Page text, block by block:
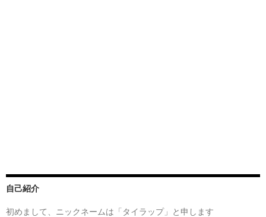
自己紹介
初めまして、ニックネームは「タイラップ」と申します